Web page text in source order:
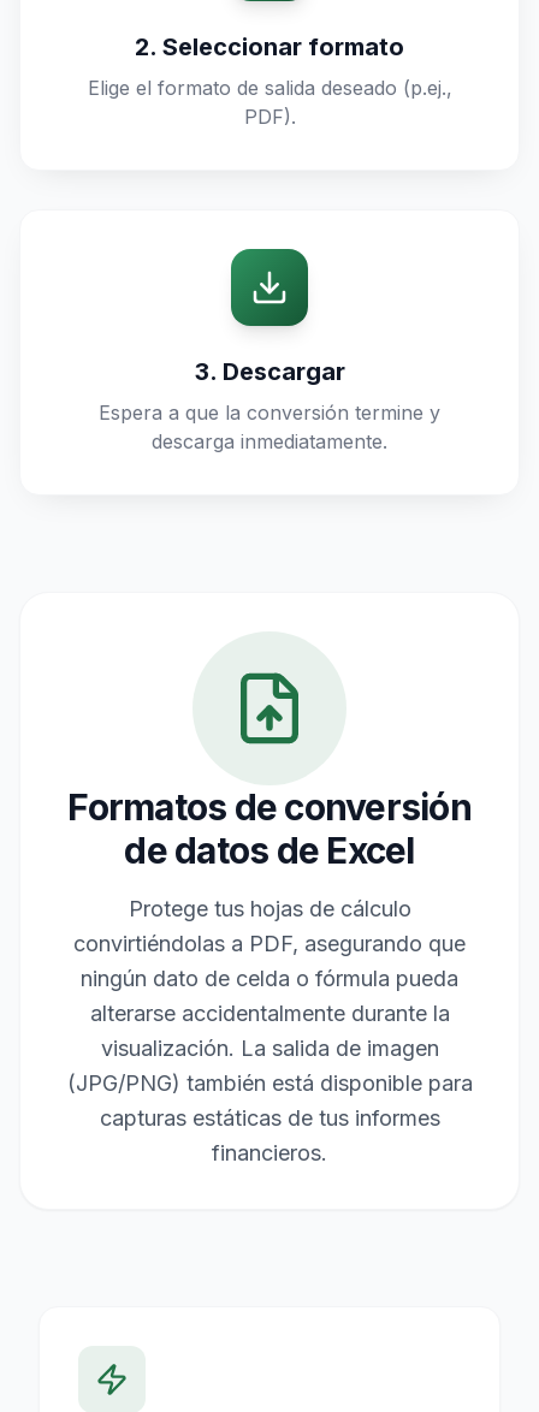
2. Seleccionar formato
Elige el formato de salida deseado (p.ej.,
PDF).
3. Descargar
Espera a que la conversión termine y
descarga inmediatamente.
Formatos de conversión
de datos de Excel
Protege tus hojas de cálculo
convirtiéndolas a PDF, asegurando que
ningún dato de celda o fórmula pueda
alterarse accidentalmente durante la
visualización. La salida de imagen
(JPG/PNG) también está disponible para
capturas estáticas de tus informes
financieros.